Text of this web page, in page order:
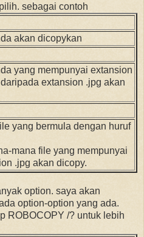
sebagai contoh
akan dicopykan
yang mempunyai extansion
extansion .jpg akan
yang bermula dengan huruf
mana file yang mempunyai
.jpg akan dicopy.
option. saya akan
option-option yang ada.
ROBOCOPY /? untuk lebih